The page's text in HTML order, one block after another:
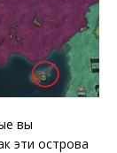
вы
эти острова